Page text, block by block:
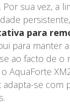
sua vez, a
para
para manter
ao facto de
AquaForte
se com